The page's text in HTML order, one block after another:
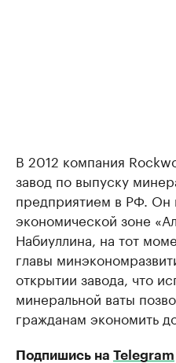
В 2012 компания
завод по выпуску
предприятием в РФ. Он
экономической зоне
Набиуллина, на тот
главы
открытии завода, что
минеральной ваты
гражданам экономить
Подпишись на Telegram